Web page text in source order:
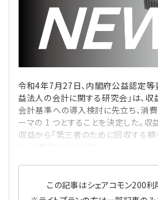
登記関連
法改正-法人運営
電子帳簿保存法
法改正-労務
個人情報
資産運用
カレンダー
NEWS・TOPIC・特報
【連載】会計相談室
【連載】公益法人制度のリアル
【連載】採用・定着・育成のための
【連載】事例に学ぶ立入検査で想
【連載】シェアコモン200 誌上相
無料記事
公益・一般法人オンラインとは
登録案内
令和4年7月27日、内閣府公益認定等
益法人の会計に関する研究会」は、
会計基準への導入検討に先立ち、消
ーマの 1 つとすることを決定した。収
収益から「第三者のために回収する額
この記事はシェアコモン200利